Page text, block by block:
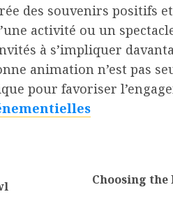
des souvenirs positifs
activité ou un
à s’impliquer
animation n’est pas
pour favoriser
Previous
Next
Choosing the